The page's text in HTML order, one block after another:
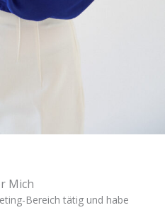
Mich
Bereich tätig und habe